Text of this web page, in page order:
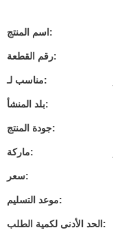
اسم المنتج:
رقم القطعة:
مناسب لـ:
بلد المنشأ:
جودة المنتج:
ماركة:
سعر:
موعد التسليم:
الحد الأدنى لكمية الطلب: